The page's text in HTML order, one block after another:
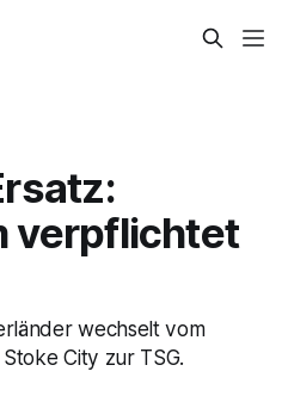
verpflichtet
wechselt vom
City zur TSG.